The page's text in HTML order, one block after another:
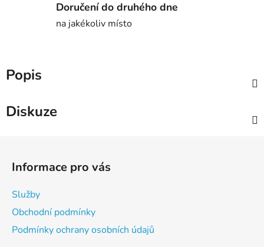
Doručení do druhého dne
na jakékoliv místo
Popis
Diskuze
Informace pro vás
Služby
Obchodní podmínky
Podmínky ochrany osobních údajů